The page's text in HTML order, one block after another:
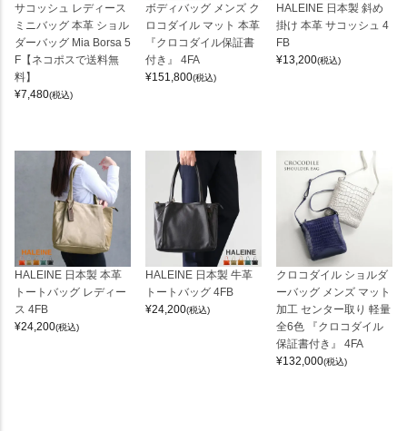
サコッシュ レディース
ミニバッグ 本革 ショル
ダーバッグ Mia Borsa 5
F【ネコポスで送料無
料】
¥7,480(税込)
ボディバッグ メンズ ク
ロコダイル マット 本革
『クロコダイル保証書
付き』 4FA
¥151,800(税込)
HALEINE 日本製 斜め
掛け 本革 サコッシュ 4
FB
¥13,200(税込)
HALEINE 日本製 本革
トートバッグ レディー
ス 4FB
¥24,200(税込)
HALEINE 日本製 牛革
トートバッグ 4FB
¥24,200(税込)
クロコダイル ショルダ
ーバッグ メンズ マット
加工 センター取り 軽量
全6色 『クロコダイル
保証書付き』 4FA
¥132,000(税込)